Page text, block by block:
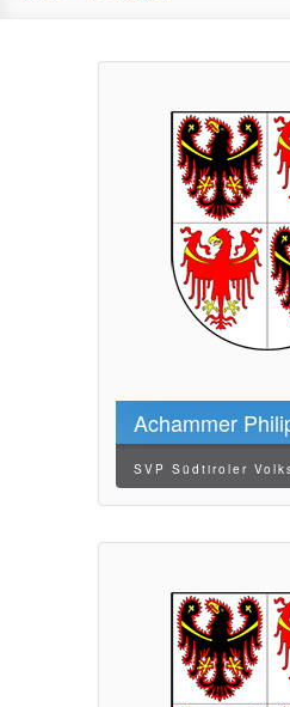
Achammer
SVP Südtiroler